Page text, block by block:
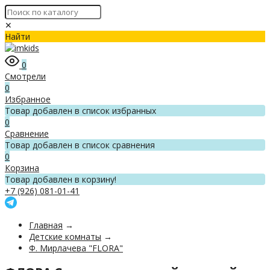
✕
Найти
0
Смотрели
0
Избранное
Товар добавлен в список избранных
0
Сравнение
Товар добавлен в список сравнения
0
Корзина
Товар добавлен в корзину!
+7 (926) 081-01-41
Главная →
Детские комнаты →
Ф. Мирлачева "FLORA"